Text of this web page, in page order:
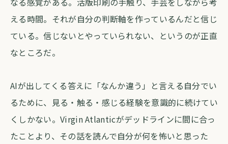
える時間。それが自分の判断軸を作っているんだと信じ
ている。信じないとやっていられない、というのが正直
なところだ。
AIが出してくる答えに「なんか違う」と言える自分でい
るために、見る・触る・感じる経験を意識的に続けてい
くしかない。Virgin Atlanticがデッドラインに間に合っ
たことより、その話を読んで自分が何を怖いと思った